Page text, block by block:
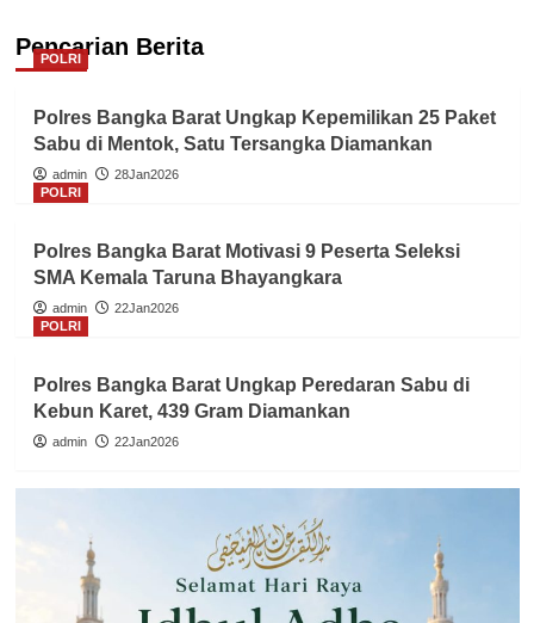
Pencarian Berita
POLRI
Polres Bangka Barat Ungkap Kepemilikan 25 Paket
Sabu di Mentok, Satu Tersangka Diamankan
admin
28Jan2026
POLRI
Polres Bangka Barat Motivasi 9 Peserta Seleksi
SMA Kemala Taruna Bhayangkara
admin
22Jan2026
POLRI
Polres Bangka Barat Ungkap Peredaran Sabu di
Kebun Karet, 439 Gram Diamankan
admin 22Jan2026